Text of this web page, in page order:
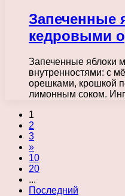
Запеченные
кедровыми
Запеченные яблоки
внутренностями: с
орешками, крошкой
лимонным соком.
1
2
3
»
10
20
...
Последний